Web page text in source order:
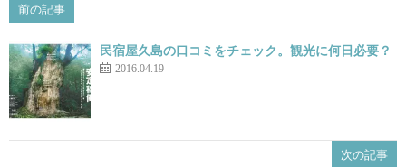
前の記事
民宿屋久島の口コミをチェック。観光に何日必要？
2016.04.19
次の記事